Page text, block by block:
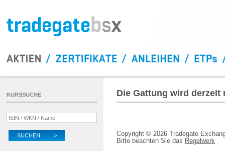
Die Gattung wird derzeit
Copyright © 2026 Tradegate
Bitte beachten Sie das Regelwerk
KURSSUCHE
SUCHEN >